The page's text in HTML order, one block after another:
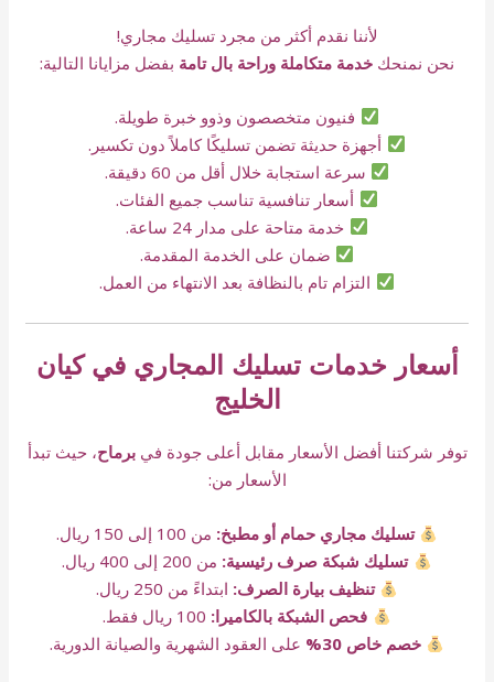
لأننا نقدم أكثر من مجرد تسليك مجاري!
نحن نمنحك خدمة متكاملة وراحة بال تامة بفضل مزايانا التالية:
فنيون متخصصون وذوو خبرة طويلة.
أجهزة حديثة تضمن تسليكًا كاملاً دون تكسير.
سرعة استجابة خلال أقل من 60 دقيقة.
أسعار تنافسية تناسب جميع الفئات.
خدمة متاحة على مدار 24 ساعة.
ضمان على الخدمة المقدمة.
التزام تام بالنظافة بعد الانتهاء من العمل.
أسعار خدمات تسليك المجاري في كيان
الخليج
توفر شركتنا أفضل الأسعار مقابل أعلى جودة فيبرماح، حيث تبدأ
الأسعار من:
تسليك مجاري حمام أو مطبخ: من 100 إلى 150 ريال.
تسليك شبكة صرف رئيسية: من 200 إلى 400 ريال.
تنظيف بيارة الصرف: ابتداءً من 250 ريال.
فحص الشبكة بالكاميرا:
خصم خاص 30%
على العقود الشهرية والصيانة الدورية.